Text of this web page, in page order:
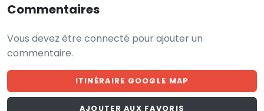
Commentaires
Vous devez être connecté pour ajouter un
commentaire.
ITINÉRAIRE GOOGLE MAP
AJOUTER AUX FAVORIS